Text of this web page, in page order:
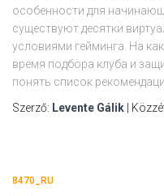
особенности для
существуют десятки
условиями гейминга. На
время подбора клуба и
понять список
Szerző: Levente Gálik |
8470_RU